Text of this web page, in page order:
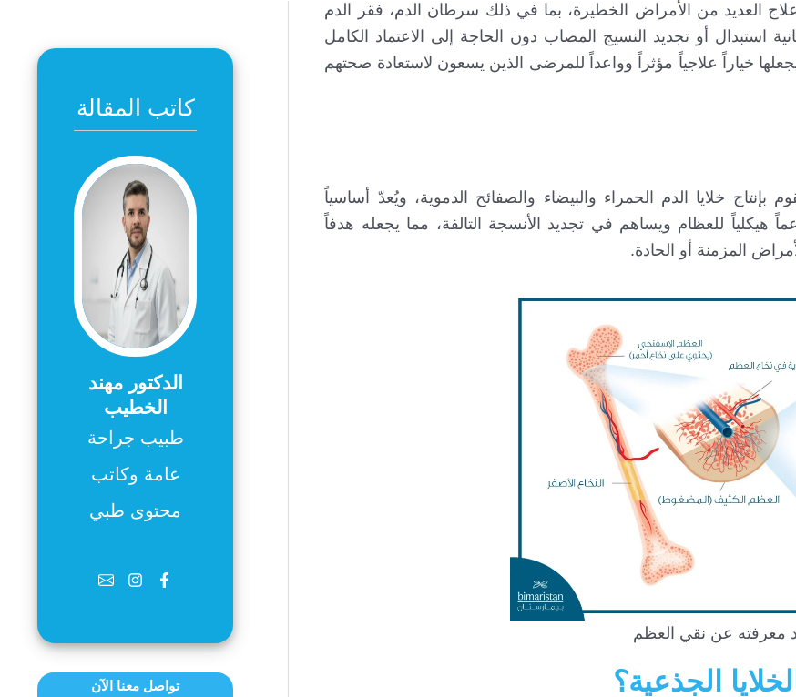
العديد من الأمراض الخطيرة، بما في ذلك سرطان الدم، فقر الدم
استبدال أو تجديد النسيج المصاب دون الحاجة إلى الاعتماد الكامل
يجعلها خياراً علاجياً مؤثراً وواعداً للمرضى الذين يسعون لاستعادة صحتهم
خلايا الدم الحمراء والبيضاء والصفائح الدموية، ويُعدّ أساسياً
هيكلياً للعظام ويساهم في تجديد الأنسجة التالفة، مما يجعله هدفاً
المزمنة أو الحادة.
معرفته عن نقي العظم
الجذعية؟
كاتب المقالة
الدكتور مهند
الخطيب
طبيب جراحة
عامة وكاتب
محتوى طبي
تواصل معنا الآن